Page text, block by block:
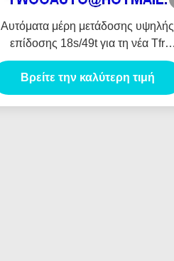
Αυτόματα μέρη μετάδοσης υψηλής
επίδοσης 18s/49t για τη νέα Tfr
επανάλειψη Isuzu
Βρείτε την καλύτερη τιμή